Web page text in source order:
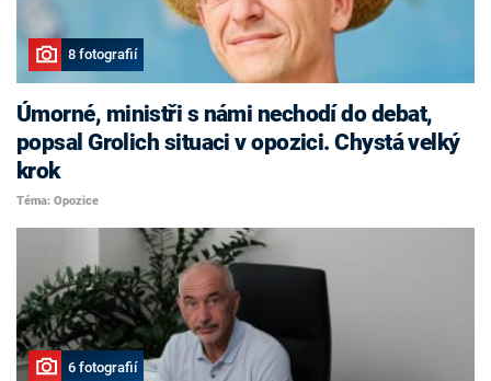
8 fotografií
Úmorné, ministři s námi nechodí do debat,
popsal Grolich situaci v opozici. Chystá velký
krok
Téma: Opozice
6 fotografií